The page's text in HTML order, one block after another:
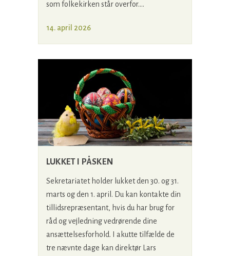
som folkekirken står overfor....
14. april 2026
LUKKET I PÅSKEN
Sekretariatet holder lukket den 30. og 31.
marts og den 1. april. Du kan kontakte din
tillidsrepræsentant, hvis du har brug for
råd og vejledning vedrørende dine
ansættelsesforhold. I akutte tilfælde de
tre nævnte dage kan direktør Lars